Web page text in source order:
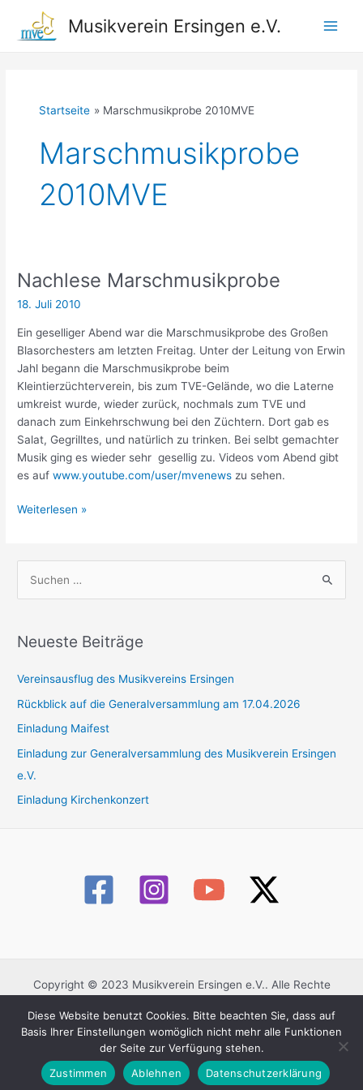
springen
Musikverein Ersingen e.V.
Startseite Marschmusikprobe 2010MVE
Marschmusikprobe
2010MVE
Nachlese Marschmusikprobe
18. Juli 2010
Ein geselliger Abend war die Marschmusikprobe des Großen
Blasorchesters am letzten Freitag. Unter der Leitung von Erwin
Jahl begann die Marschmusikprobe beim
Kleintierzüchterverein, bis zum TVE-Gelände, wo die Laterne
umkreist wurde, wieder zurück, nochmals zum TVE und
danach zum Einkehrschwung bei den Züchtern. Dort gab es
Salat, Gegrilltes, und natürlich zu trinken. Bei selbt gemachter
Musik ging es wieder sehr gesellig zu. Videos vom Abend gibt
es aufwww.youtube.com/user/mvenews zu sehen.
Nachlese
Weiterlesen »
h
n
n
a
Neueste Beiträge
Vereinsausflug des Musikvereins Ersingen
Rückblick auf die Generalversammlung am 17.04.2026
Einladung Maifest
Einladung zur Generalversammlung des Musikverein Ersingen
e.V.
Einladung Kirchenkonzert
Copyright © 2023 Musikverein Ersingen e.V.. Alle Rechte
Datenschutzerklärung
Impressum
Kontaktformular
Diese Website benutzt Cookies. Bitte beachten Sie, dass auf
Basis Ihrer Einstellungen womöglich nicht mehr alle Funktionen
der Seite zur Verfügung stehen.
Zustimmen
Ablehnen Datenschutzerklärung